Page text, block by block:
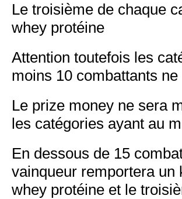
Le troisième de chaque
whey protéine
Attention toutefois les
moins 10 combattants
Le prize money ne sera
les catégories ayant au
En dessous de 15
vainqueur remportera un
whey protéine et le